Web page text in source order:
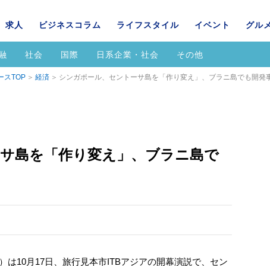
求人 ビジネスコラム ライフスタイル イベント グル
社会 国際 日系企業・社会 その他
スTOP 経済 シンガポール、セントーサ島を「作り変え」、ブラニ島でも開発
島を「作り変え」、ブラニ島で
は10月17日、旅行見本市ITBアジアの開幕演説で、セン